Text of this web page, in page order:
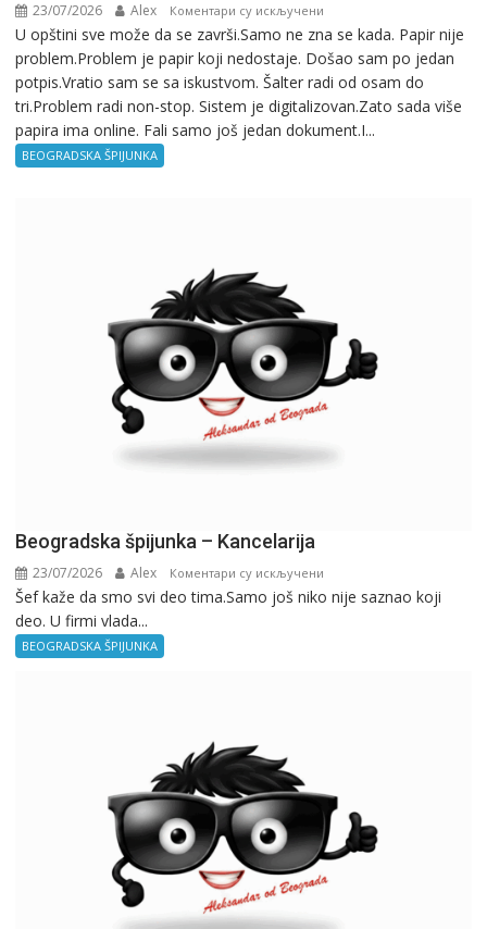
23/07/2026 Alex Коментари су искључени
Beogradska
špijunka
–
Birokratija
U opštini sve može da se završi.Samo ne zna se kada. Papir nije
problem.Problem je papir koji nedostaje. Došao sam po jedan
potpis.Vratio sam se sa iskustvom. Šalter radi od osam do
tri.Problem radi non-stop. Sistem je digitalizovan.Zato sada više
papira ima online. Fali samo još jedan dokument.I...
BEOGRADSKA ŠPIJUNKA
Beogradska špijunka – Kancelarija
23/07/2026 Alex Коментари су искључени
Beogradska
Šef kaže da smo svi deo tima.Samo još niko nije saznao koji
deo. U firmi vlada...
BEOGRADSKA ŠPIJUNKA